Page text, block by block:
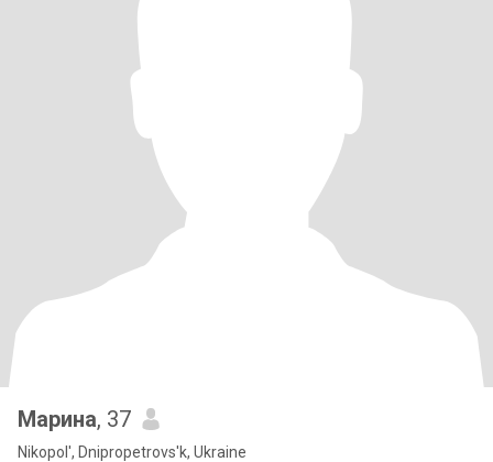
Марина, 37
Nikopol', Dnipropetrovs'k, Ukraine